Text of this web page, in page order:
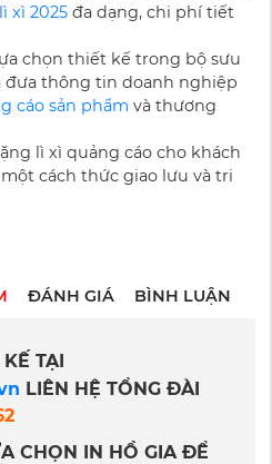
xì 2025 đa dạng, chi phí tiết
chọn thiết kế trong bộ sưu
đưa thông tin doanh nghiệp
cáo sản phẩm và thương
lì xì quảng cáo cho khách
cách thức giao lưu và tri
ĐÁNH GIÁ BÌNH LUẬN
TẠI
LIÊN HỆ TỔNG ĐÀI
CHỌN IN HỒ GIA ĐỂ